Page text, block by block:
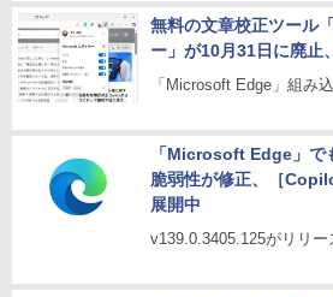
無料の文章校正ツール
ー」が10月31日に廃
「Microsoft Edge」組み
「Microsoft Edge」で
脆弱性が修正、［
展開中
v139.0.3405.125がリリー